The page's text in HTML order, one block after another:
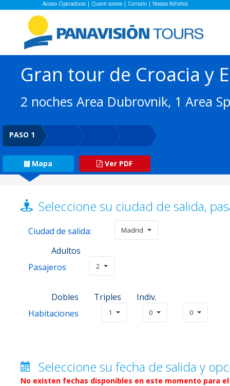
Acceso Operadoras| Quem somos| Contato| Nossos folhetos
Gran tour de Croacia y
2 noches Area Dubrovnik, 1 Area
PASO 1
Mapa Ver PDF
Seleccione su ciudad de salida,
Ciudad de salida: Madrid
Adultos
Pasajeros
2
Dobles Triples
Indiv.
Habitaciones
1 0 0
Seleccione su fecha de salida y
No existen fechas disponibles en este momento para